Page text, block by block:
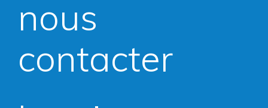
le
Facebook
le
Instagram
nous
contacter